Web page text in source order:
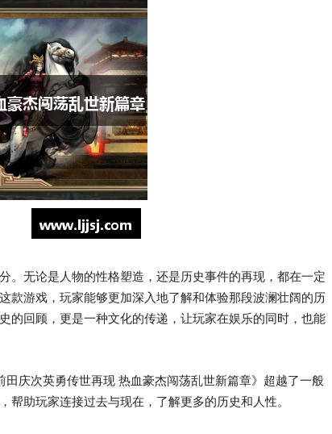
。无论是人物的性格塑造，还是历史事件的再现，都在一定
款游戏，玩家能够更加深入地了解和体验那段波澜壮阔的历
的回顾，更是一种文化的传递，让玩家在娱乐的同时，也能
庆次英勇传世再现 热血豪杰闯荡乱世新篇章》超越了一般
助玩家连接过去与现在，了解更多的历史和人性。